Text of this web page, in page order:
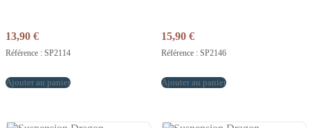
13,90 €
Référence : SP2114
Ajouter au panier
15,90 €
Référence : SP2146
Ajouter au panier